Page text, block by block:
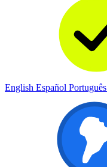
English Español Português